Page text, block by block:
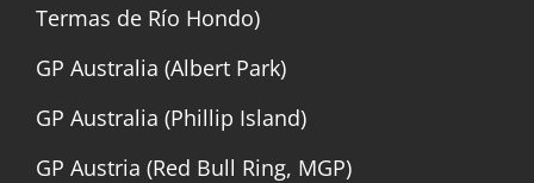
Termas de Río Hondo)
GP Australia (Albert Park)
GP Australia (Phillip Island)
GP Austria (Red Bull Ring, MGP)